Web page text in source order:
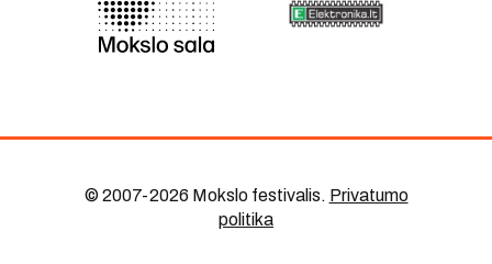
© 2007-2026 Mokslo festivalis. Privatumo
politika